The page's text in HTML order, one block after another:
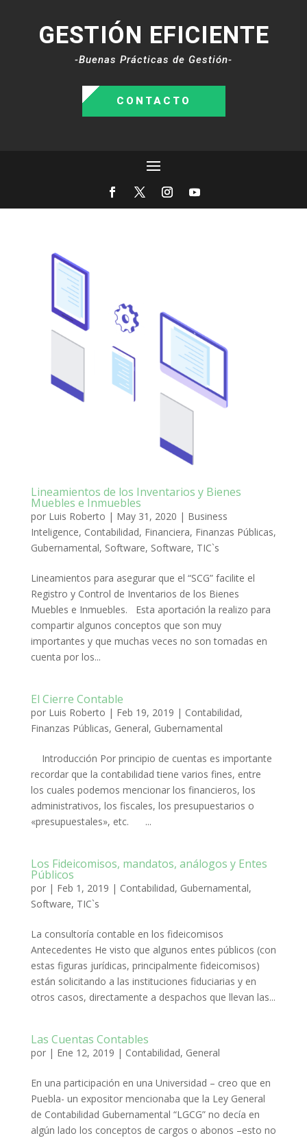
GESTIÓN EFICIENTE
-Buenas Prácticas de Gestión-
CONTACTO
Lineamientos de los Inventarios y Bienes
Muebles e Inmuebles
por Luis Roberto | May 31, 2020 | Business
Inteligence, Contabilidad, Financiera, Finanzas Públicas,
Gubernamental, Software, Software, TIC`s
Lineamientos para asegurar que el “SCG” facilite el
Registro y Control de Inventarios de los Bienes
Muebles e Inmuebles. Esta aportación la realizo para
compartir algunos conceptos que son muy
importantes y que muchas veces no son tomadas en
cuenta por los...
El Cierre Contable
por Luis Roberto | Feb 19, 2019 | Contabilidad,
Finanzas Públicas, General, Gubernamental
Introducción Por principio de cuentas es importante
recordar que la contabilidad tiene varios fines, entre
los cuales podemos mencionar los financieros, los
administrativos, los fiscales, los presupuestarios o
«presupuestales», etc. ...
Los Fideicomisos, mandatos, análogos y Entes
Públicos
por | Feb 1, 2019 | Contabilidad, Gubernamental,
Software, TIC`s
La consultoría contable en los fideicomisos
Antecedentes He visto que algunos entes públicos (con
estas figuras jurídicas, principalmente fideicomisos)
están solicitando a las instituciones fiduciarias y en
otros casos, directamente a despachos que llevan las...
Las Cuentas Contables
por | Ene 12, 2019 | Contabilidad, General
En una participación en una Universidad – creo que en
Puebla- un expositor mencionaba que la Ley General
de Contabilidad Gubernamental “LGCG” no decía en
algún lado los conceptos de cargos o abonos –esto no